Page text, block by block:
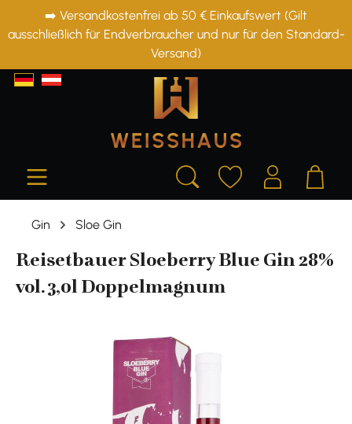
springen
➡️ Versandkostenfrei ab 50 € Einkaufswert (Gilt
ausschließlich für Endverbraucher und nur für den Standard-
Versand)
Gin Sloe Gin
Reisetbauer Sloeberry Blue Gin 28%
vol. 3,0l Doppelmagnum
Bildergalerie überspringen